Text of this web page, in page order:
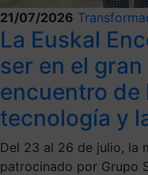
21/07/2026
La Euskal
ser en el
encuentro de
tecnología y
Del 23 al 26 de julio, la
patrocinado por Grupo